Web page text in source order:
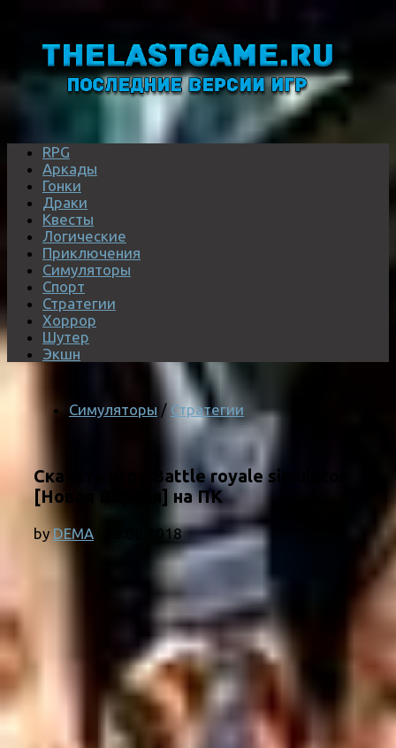
RPG
Аркады
Гонки
Драки
Квесты
Логические
Приключения
Симуляторы
Спорт
Стратегии
Хоррор
Шутер
Экшн
Симуляторы / Стратегии
Скачать игру Battle royale simulator
[Новая Версия] на ПК
by DEMA 28.08.2018